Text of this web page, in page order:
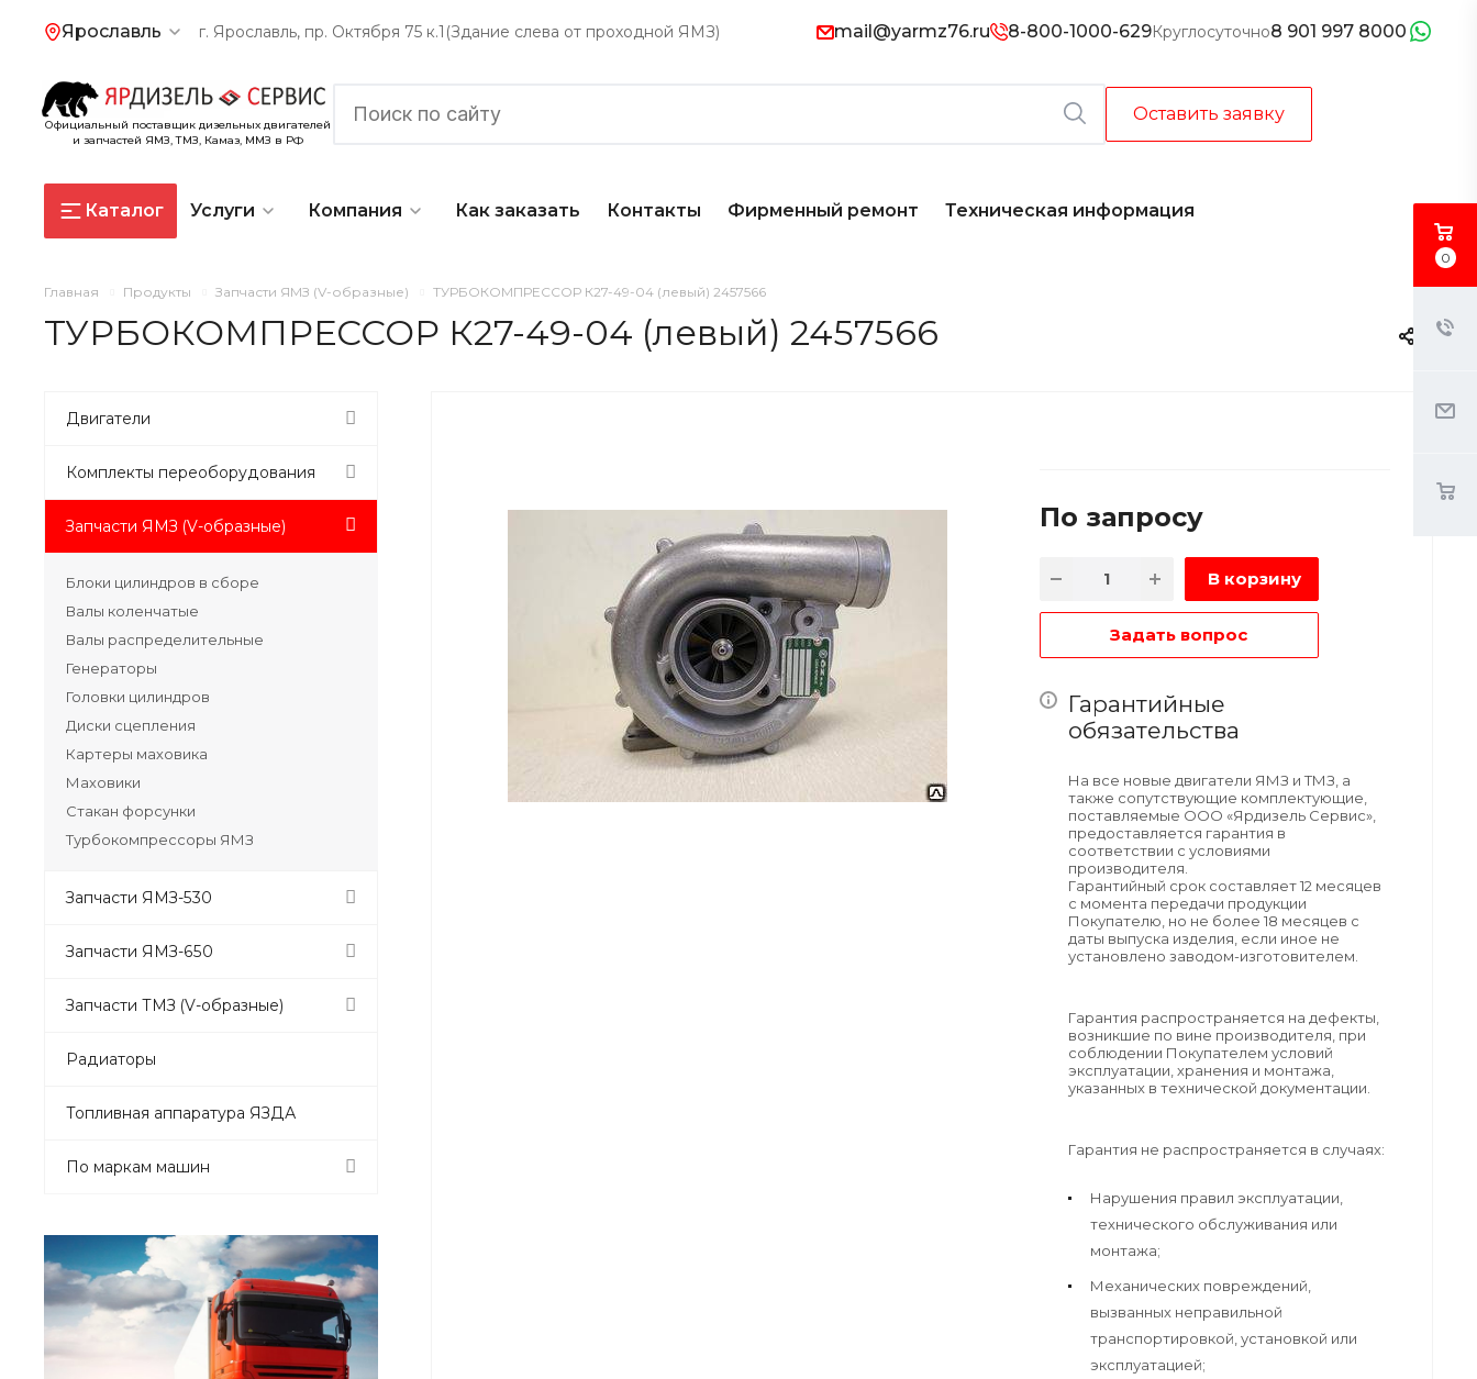
Ярославль г. Ярославль, пр. Октября 75 к.1(Здание слева от проходной ЯМЗ) mail@yarmz76.ru 8-800-1000-629Круглосуточно8 901 997 8000
Официальный поставщик дизельных двигателей
и запчастей ЯМЗ, ТМЗ, Камаз, ММЗ в РФ
Оставить заявку
Каталог Услуги Компания Как заказать Контакты Фирменный ремонт Техническая информация
Главная Продукты Запчасти ЯМЗ (V-образные) ТУРБОКОМПРЕССОР К27-49-04 (левый) 2457566
ТУРБОКОМПРЕССОР К27-49-04 (левый) 2457566
По запросу
В корзину
Задать вопрос
Гарантийные
обязательства
На все новые двигатели ЯМЗ и ТМЗ, а
также сопутствующие комплектующие,
поставляемые ООО «Ярдизель Сервис»,
предоставляется гарантия в
соответствии с условиями
производителя.
Гарантийный срок составляет 12 месяцев
с момента передачи продукции
Покупателю, но не более 18 месяцев с
даты выпуска изделия, если иное не
установлено заводом-изготовителем.
Гарантия распространяется на дефекты,
возникшие по вине производителя, при
соблюдении Покупателем условий
эксплуатации, хранения и монтажа,
указанных в технической документации.
Гарантия не распространяется в случаях:
Нарушения правил эксплуатации,
технического обслуживания или
монтажа;
Механических повреждений,
вызванных неправильной
транспортировкой, установкой или
эксплуатацией;
Двигатели
Комплекты переоборудования
Запчасти ЯМЗ (V-образные)
Блоки цилиндров в сборе
Валы коленчатые
Валы распределительные
Генераторы
Головки цилиндров
Диски сцепления
Картеры маховика
Маховики
Стакан форсунки
Турбокомпрессоры ЯМЗ
Запчасти ЯМЗ-530
Запчасти ЯМЗ-650
Запчасти ТМЗ (V-образные)
Радиаторы
Топливная аппаратура ЯЗДА
По маркам машин
0